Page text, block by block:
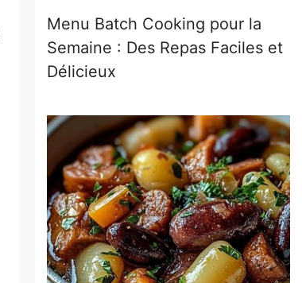
Menu Batch Cooking pour la
Semaine : Des Repas Faciles et
Délicieux